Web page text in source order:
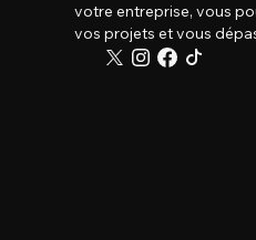
votre entreprise, vous
vos projets et vous